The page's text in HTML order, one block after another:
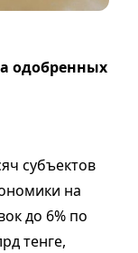
одобренных
субъектов
на
до 6% по
тенге,